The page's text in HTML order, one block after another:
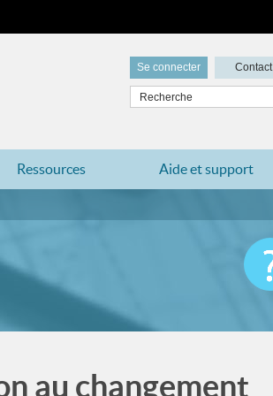
Se connecter Contact
Ressources Aide et support
au changement